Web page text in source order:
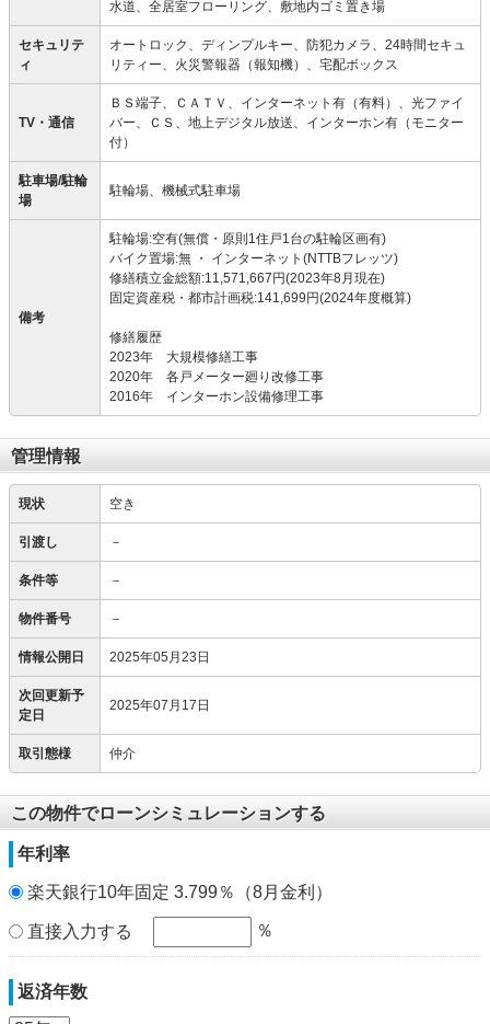
水道、全居室フローリング、敷地内ゴミ置き場
セキュリテ
ィ
オートロック、ディンプルキー、防犯カメラ、24時間セキュ
リティー、火災警報器（報知機）、宅配ボックス
TV・通信
ＢＳ端子、ＣＡＴＶ、インターネット有（有料）、光ファイ
バー、ＣＳ、地上デジタル放送、インターホン有（モニター
付）
駐車場/駐輪
場
駐輪場、機械式駐車場
備考
駐輪場:空有(無償・原則1住戸1台の駐輪区画有)
バイク置場:無 ・ インターネット(NTTBフレッツ)
修繕積立金総額:11,571,667円(2023年8月現在)
固定資産税・都市計画税:141,699円(2024年度概算)
修繕履歴
2023年 大規模修繕工事
2020年 各戸メーター廻り改修工事
2016年 インターホン設備修理工事
管理情報
現状 空き
引渡し －
条件等 －
物件番号 －
情報公開日 2025年05月23日
次回更新予
定日
2025年07月17日
取引態様 仲介
この物件でローンシミュレーションする
年利率
楽天銀行10年固定 3.799％（8月金利）
直接入力する ％
返済年数